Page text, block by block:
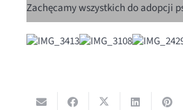
Zachęcamy wszystkich do adopcji